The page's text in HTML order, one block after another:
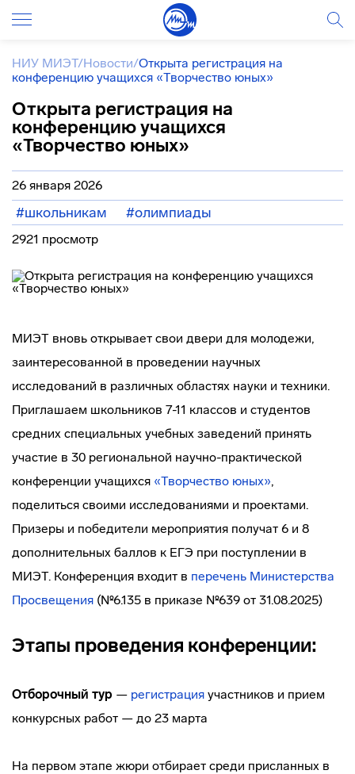
НИУ МИЭТ/Новости/Открыта регистрация на
конференцию учащихся «Творчество юных»
Открыта регистрация на
конференцию учащихся
«Творчество юных»
26 января 2026
#школьникам #олимпиады
2921 просмотр
МИЭТ вновь открывает свои двери для молодежи,
заинтересованной в проведении научных
исследований в различных областях науки и техники.
Приглашаем школьников 7-11 классов и студентов
средних специальных учебных заведений принять
участие в 30 региональной научно-практической
конференции учащихся «Творчество юных»,
поделиться своими исследованиями и проектами.
Призеры и победители мероприятия получат 6 и 8
дополнительных баллов к ЕГЭ при поступлении в
МИЭТ. Конференция входит в перечень Министерства
Просвещения (№6.135 в приказе №639 от 31.08.2025)
Этапы проведения конференции:
Отборочный тур — регистрация участников и прием
конкурсных работ — до 23 марта
На первом этапе жюри отбирает среди присланных в